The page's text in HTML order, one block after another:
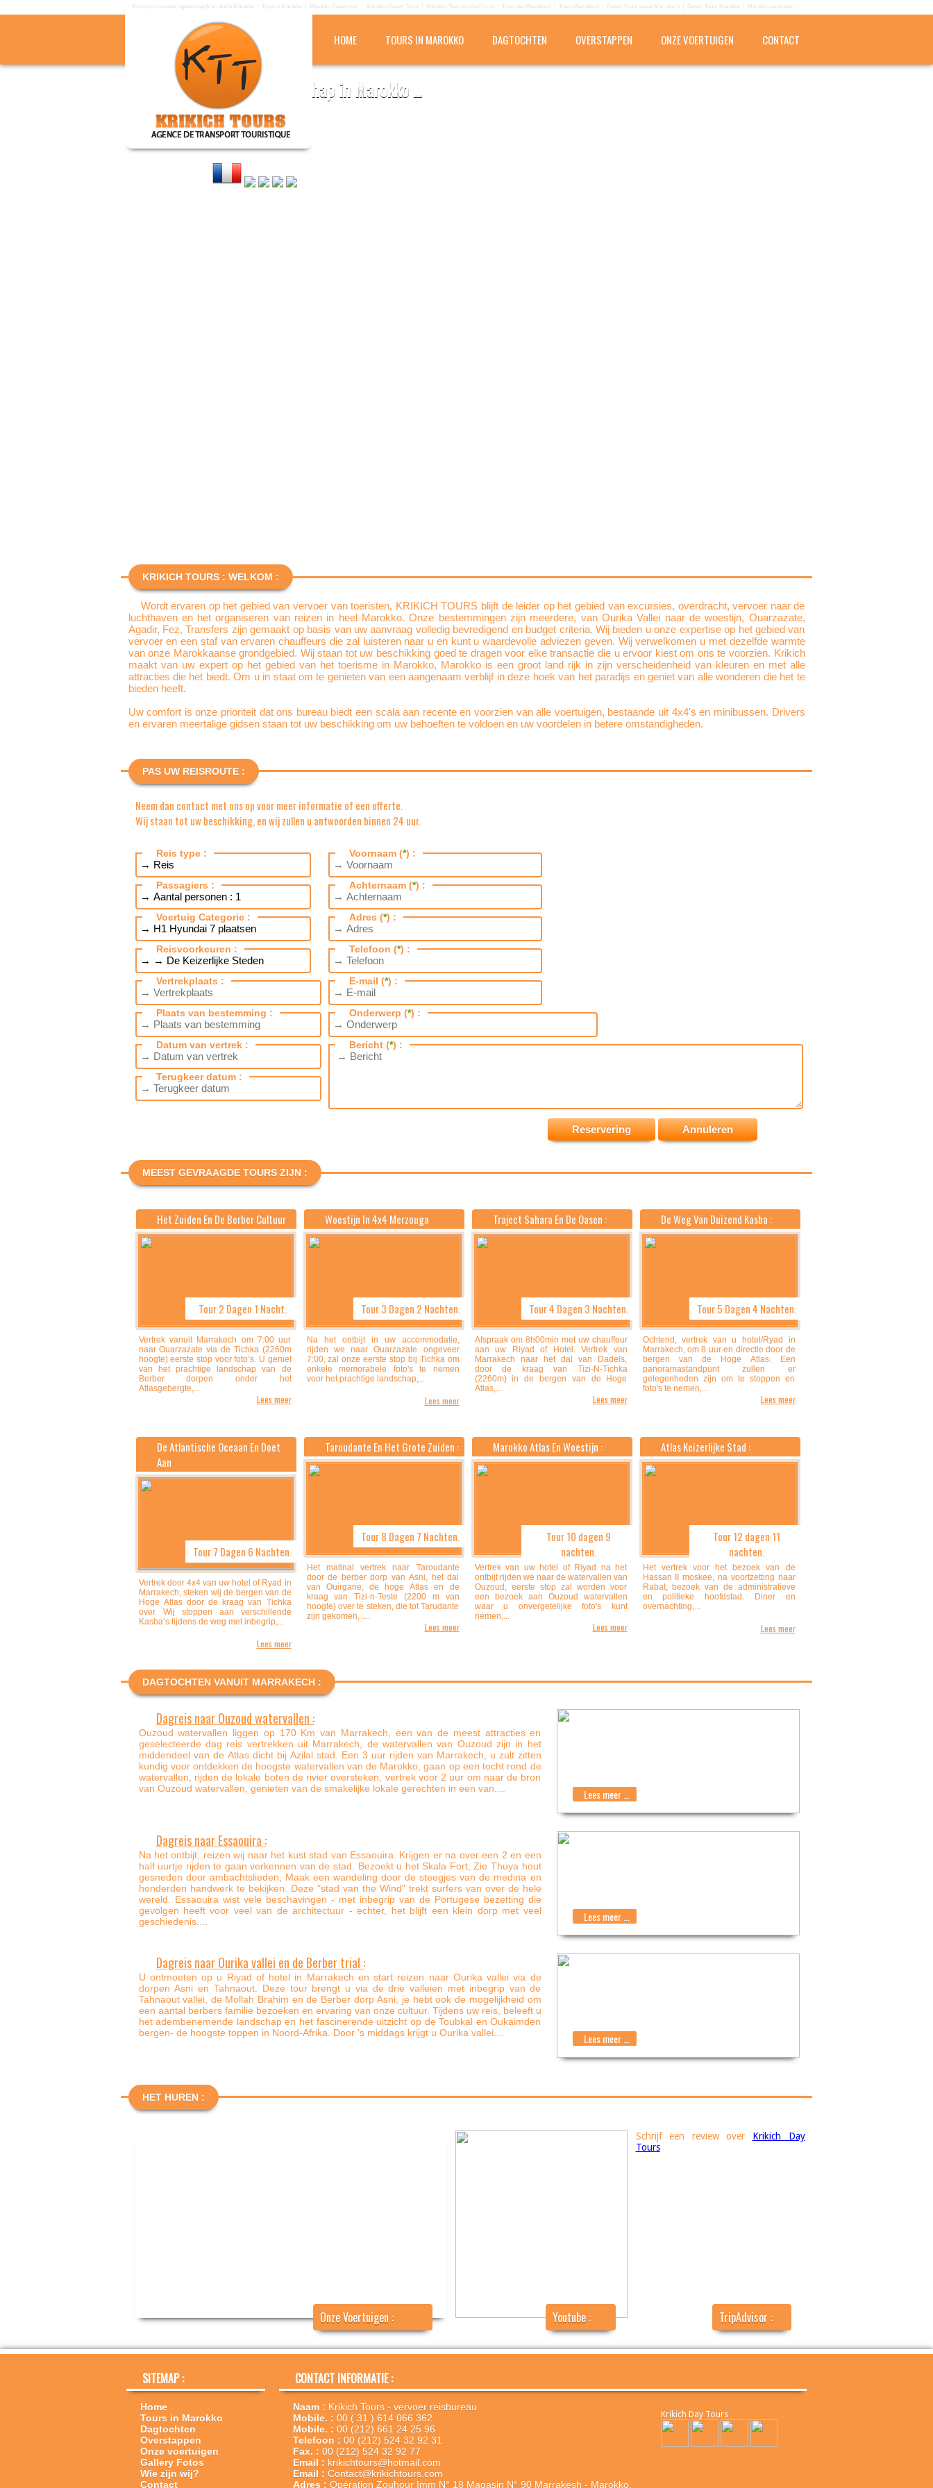
Toeristisch vervoer agentschap Marrakech Marokko Trips in Marokko Marokko Desert tour Marokko Desert Tours Marokko Toeristische Circuit Trips Van Marrakech Tours Marrakech Desert Tours vanuit Marrakech Desert Tours Marokko Marokko excursies ...
HOME TOURS IN MAROKKO DAGTOCHTEN OVERSTAPPEN ONZE VOERTUIGEN CONTACT
KRIKICH TOURS
Toeristisch vervoer agentschap in Marokko ...
KRIKICH TOURS : WELKOM :
Wordt ervaren op het gebied van vervoer van toeristen, KRIKICH TOURS blijft de leider op het gebied van excursies, overdracht, vervoer naar de
luchthaven en het organiseren van reizen in heel Marokko. Onze bestemmingen zijn meerdere, van Ourika Vallei naar de woestijn, Ouarzazate,
Agadir, Fez, Transfers zijn gemaakt op basis van uw aanvraag volledig bevredigend en budget criteria. Wij bieden u onze expertise op het gebied van
vervoer en een staf van ervaren chauffeurs die zal luisteren naar u en kunt u waardevolle adviezen geven. Wij verwelkomen u met dezelfde warmte
van onze Marokkaanse grondgebied. Wij staan tot uw beschikking goed te dragen voor elke transactie die u ervoor kiest om ons te voorzien. Krikich
maakt van uw expert op het gebied van het toerisme in Marokko, Marokko is een groot land rijk in zijn verscheidenheid van kleuren en met alle
attracties die het biedt. Om u in staat om te genieten van een aangenaam verblijf in deze hoek van het paradijs en geniet van alle wonderen die het te
bieden heeft.
Uw comfort is onze prioriteit dat ons bureau biedt een scala aan recente en voorzien van alle voertuigen, bestaande uit 4x4's en minibussen. Drivers
en ervaren meertalige gidsen staan tot uw beschikking om uw behoeften te voldoen en uw voordelen in betere omstandigheden.
PAS UW REISROUTE :
Neem dan contact met ons op voor meer informatie of een offerte.
Wij staan tot uw beschikking, en wij zullen u antwoorden binnen 24 uur.
Reis type :
Passagiers :
Voertuig Categorie :
Reisvoorkeuren :
Vertrekplaats :
Plaats van bestemming :
Datum van vertrek :
Terugkeer datum :
Voornaam (*) :
Achternaam (*) :
Adres (*) :
Telefoon (*) :
E-mail (*) :
Onderwerp (*) :
Bericht (*) :
MEEST GEVRAAGDE TOURS ZIJN :
Het Zuiden En De Berber Cultuur
Tour 2 Dagen 1 Nacht.
Vertrek vanuit Marrakech om 7:00 uur
naar Ouarzazate via de Tichka (2260m
hoogte) eerste stop voor foto’s. U geniet
van het prachtige landschap van de
Berber dorpen onder het
Atlasgebergte,...
Lees meer
Woestijn In 4x4 Merzouga
Tour 3 Dagen 2 Nachten.
Na het ontbijt in uw accommodatie,
rijden we naar Ouarzazate ongeveer
7:00, zal onze eerste stop bij Tichka om
enkele memorabele foto's te nemen
voor het prachtige landschap,...
Lees meer
Traject Sahara En De Oasen :
Tour 4 Dagen 3 Nachten.
Afspraak om 8h00min met uw chauffeur
aan uw Riyad of Hotel. Vertrek van
Marrakech naar het dal van Dadels,
door de kraag van Tizi-N-Tichka
(2260m) in de bergen van de Hoge
Atlas,...
Lees meer
De Weg Van Duizend Kasba :
Tour 5 Dagen 4 Nachten.
Ochtend, vertrek van u hotel/Ryad in
Marrakech, om 8 uur en directie door de
bergen van de Hoge Atlas. Een
panoramastandpunt zullen er
gelegenheden zijn om te stoppen en
foto's te nemen,...
Lees meer
De Atlantische Oceaan En Doet
Aan
Tour 7 Dagen 6 Nachten.
Vertrek door 4x4 van uw hotel of Ryad in
Marrakech, steken wij de bergen van de
Hoge Atlas door de kraag van Tichka
over. Wij stoppen aan verschillende
Kasba’s tijdens de weg met inbegrip,...
Lees meer
Taroudante En Het Grote Zuiden :
Tour 8 Dagen 7 Nachten.
Het matinal vertrek naar Taroudante
door de berber dorp van Asni, het dal
van Ouirgane, de hoge Atlas en de
kraag van Tizi-n-Teste (2200 m van
hoogte) over te steken, die tot Tarudante
zijn gekomen, ....
Lees meer
Marokko Atlas En Woestijn :
Tour 10 dagen 9
nachten.
Vertrek van uw hotel of Riyad na het
ontbijt rijden we naar de watervallen van
Ouzoud, eerste stop zal worden voor
een bezoek aan Ouzoud watervallen
waar u onvergetelijke foto's kunt
nemen,...
Lees meer
Atlas Keizerlijke Stad :
Tour 12 dagen 11
nachten.
Het vertrek voor het bezoek van de
Hassan II moskee, na voortzetting naar
Rabat, bezoek van de administratieve
en politieke hoofdstad. Diner en
overnachting,...
Lees meer
DAGTOCHTEN VANUIT MARRAKECH :
Dagreis naar Ouzoud watervallen :
Ouzoud watervallen liggen op 170 Km van Marrakech, een van de meest attracties en
geselecteerde dag reis vertrekken uit Marrakech, de watervallen van Ouzoud zijn in het
middendeel van de Atlas dicht bij Azilal stad. Een 3 uur rijden van Marrakech, u zult zitten
kundig voor ontdekken de hoogste watervallen van de Marokko, gaan op een tocht rond de
watervallen, rijden de lokale boten de rivier oversteken, vertrek voor 2 uur om naar de bron
van Ouzoud watervallen, genieten van de smakelijke lokale gerechten in een van....
Lees meer ...
Dagreis naar Essaouira :
Na het ontbijt, reizen wij naar het kust stad van Essaouira. Krijgen er na over een 2 en een
half uurtje rijden te gaan verkennen van de stad. Bezoekt u het Skala Fort; Zie Thuya hout
gesneden door ambachtslieden; Maak een wandeling door de steegjes van de medina en
honderden handwerk te bekijken. Deze "stad van the Wind" trekt surfers van over de hele
wereld. Essaouira wist vele beschavingen - met inbegrip van de Portugese bezetting die
gevolgen heeft voor veel van de architectuur - echter, het blijft een klein dorp met veel
geschiedenis....
Lees meer ...
Dagreis naar Ourika vallei en de Berber trial :
U ontmoeten op u Riyad of hotel in Marrakech en start reizen naar Ourika vallei via de
dorpen Asni en Tahnaout. Deze tour brengt u via de drie valleien met inbegrip van de
Tahnaout vallei, de Mollah Brahim en de Berber dorp Asni, je hebt ook de mogelijkheid om
een aantal berbers familie bezoeken en ervaring van onze cultuur. Tijdens uw reis, beleeft u
het adembenemende landschap en het fascinerende uitzicht op de Toubkal en Oukaimden
bergen- de hoogste toppen in Noord-Afrika. Door 's middags krijgt u Ourika vallei....
Lees meer ...
HET HUREN :
Onze Voertuigen : Youtube : TripAdvisor :
Schrijf een review over Krikich Day
Tours
SITEMAP :
Home
Tours in Marokko
Dagtochten
Overstappen
Onze voertuigen
Gallery Fotos
Wie zijn wij?
Contact
CONTACT INFORMATIE :
Naam : Krikich Tours - vervoer reisbureau
Mobile. : 00 ( 31 ) 614 066 362
Mobile. : 00 (212) 661 24 25 96
Telefoon : 00 (212) 524 32 92 31
Fax. : 00 (212) 524 32 92 77
Email : krikichtours@hotmail.com
Email : Contact@krikichtours.com
Adres : Opération Zouhour Imm N° 18 Magasin N° 90 Marrakesh - Marokko.
Krikich Day Tours